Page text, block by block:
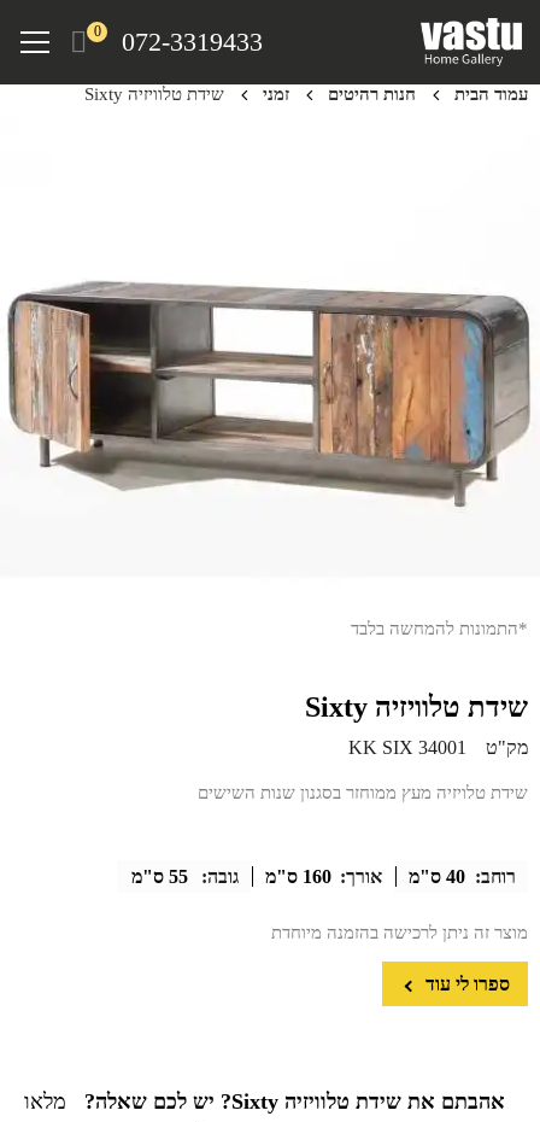
072-3319433
0
Menu
עמוד הבית חנות רהיטים זמני שידת טלוויזיה Sixty
*התמונות להמחשה בלבד
שידת טלוויזיה Sixty
מק"ט KK SIX 34001
שידת טלויזיה מעץ ממוחזר בסגנון שנות השישים
רוחב: 40 ס"מ אורך: 160 ס"מ גובה: 55 ס"מ
מוצר זה ניתן לרכישה בהזמנה מיוחדת
ספרו לי עוד
אהבתם את שידת טלוויזיה Sixty? יש לכם שאלה?
מלאו